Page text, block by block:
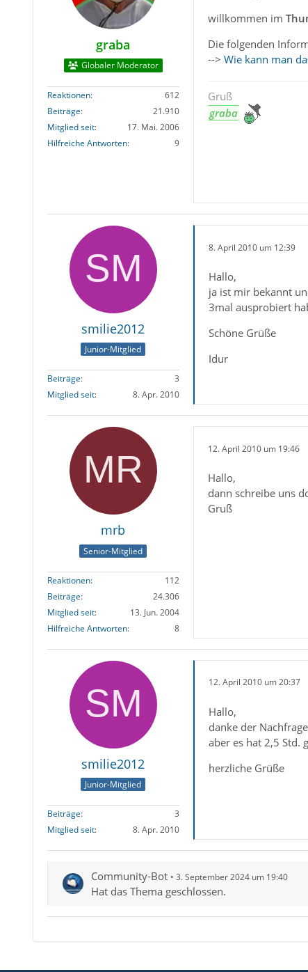
graba
Globaler Moderator
Reaktionen
612
Beiträge
21.910
Mitglied seit
17. Mai. 2006
Hilfreiche Antworten
9
willkommen im
Die folgenden
--> Wie kann man
Gruß
graba
smilie2012
Junior-Mitglied
Beiträge
3
Mitglied seit
8. Apr. 2010
8. April 2010 um 12:39
Hallo,
ja ist mir bekannt
3mal ausprobiert
Schöne Grüße
Idur
mrb
Senior-Mitglied
Reaktionen
112
Beiträge
24.306
Mitglied seit
13. Jun. 2004
Hilfreiche Antworten
8
12. April 2010 um 19:46
Hallo,
dann schreibe uns
Gruß
smilie2012
Junior-Mitglied
Beiträge
3
Mitglied seit
8. Apr. 2010
12. April 2010 um 20:37
Hallo,
danke der
aber es hat 2,5 Std.
herzliche Grüße
Community-Bot 3. September 2024 um 19:40
Hat das Thema geschlossen.